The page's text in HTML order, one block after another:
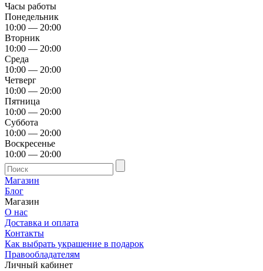
Часы работы
Понедельник
10:00 — 20:00
Вторник
10:00 — 20:00
Среда
10:00 — 20:00
Четверг
10:00 — 20:00
Пятница
10:00 — 20:00
Суббота
10:00 — 20:00
Воскресенье
10:00 — 20:00
Магазин
Блог
Магазин
О нас
Доставка и оплата
Контакты
Как выбрать украшение в подарок
Правообладателям
Личный кабинет